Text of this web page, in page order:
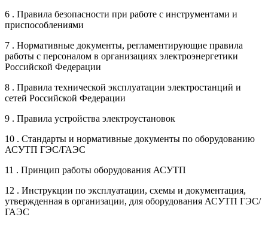
6 . Правила безопасности при работе с инструментами и
приспособлениями
7 . Нормативные документы, регламентирующие правила
работы с персоналом в организациях электроэнергетики
Российской Федерации
8 . Правила технической эксплуатации электростанций и
сетей Российской Федерации
9 . Правила устройства электроустановок
10 . Стандарты и нормативные документы по оборудованию
АСУТП ГЭС/ГАЭС
11 . Принцип работы оборудования АСУТП
12 . Инструкции по эксплуатации, схемы и документация,
утвержденная в организации, для оборудования АСУТП ГЭС/
ГАЭС